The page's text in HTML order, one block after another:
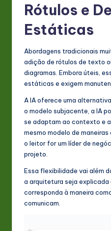
Rótulos e
Estáticas
Abordagens tradicionais
adição de rótulos de texto
diagramas. Embora úteis,
estáticas e exigem
A IA oferece uma
o modelo subjacente, a IA
se adaptam ao contexto e
mesmo modelo de
o leitor for um líder de
projeto.
Essa flexibilidade vai além
a arquitetura seja explicada
corresponda à maneira
comunicam.